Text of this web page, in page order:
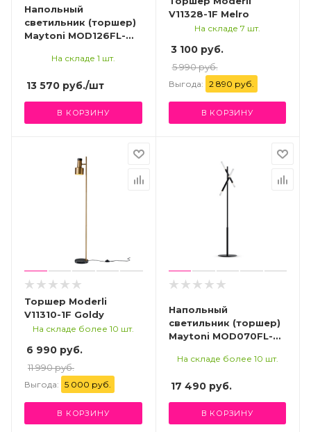
Напольный
светильник (торшер)
Maytoni MOD126FL-
На складе 1 шт.
13 570 руб./шт
В КОРЗИНУ
V11328-1F Melro
На складе 7 шт.
3 100 руб.
5 990 руб.
Выгода: 2 890 руб.
В КОРЗИНУ
Торшер Moderli
V11310-1F Goldy
На складе более 10 шт.
6 990 руб.
11 990 руб.
Выгода: 5 000 руб.
В КОРЗИНУ
Напольный
светильник (торшер)
Maytoni MOD070FL-
На складе более 10 шт.
17 490руб.
В КОРЗИНУ